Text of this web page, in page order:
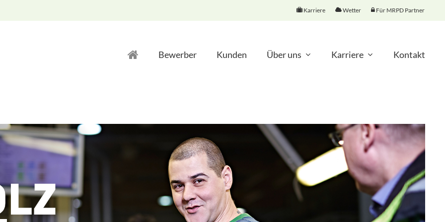
Karriere Wetter Für MRPD Partner
Bewerber Kunden Über uns Karriere Kontakt